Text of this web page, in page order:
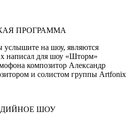
ПРОГРАММА
на шоу, являются
написал для шоу «Шторм»
композитор Александр
и солистом группы Artfonix
ШОУ